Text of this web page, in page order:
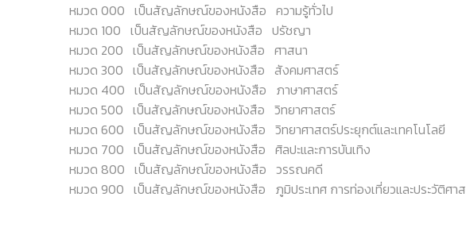
หมวด 000 เป็นสัญลักษณ์ของหนังสือ ความรู้ทั่วไป
หมวด 100 เป็นสัญลักษณ์ของหนังสือ ปรัชญา
หมวด 200 เป็นสัญลักษณ์ของหนังสือ ศาสนา
หมวด 300 เป็นสัญลักษณ์ของหนังสือ สังคมศาสตร์
หมวด 400 เป็นสัญลักษณ์ของหนังสือ ภาษาศาสตร์
หมวด 500 เป็นสัญลักษณ์ของหนังสือ วิทยาศาสตร์
หมวด 600 เป็นสัญลักษณ์ของหนังสือ วิทยาศาสตร์ประยุกต์และเทคโนโลยี
หมวด 700 เป็นสัญลักษณ์ของหนังสือ ศิลปะและการบันเทิง
หมวด 800 เป็นสัญลักษณ์ของหนังสือ วรรณคดี
หมวด 900 เป็นสัญลักษณ์ของหนังสือ ภูมิประเทศ การท่องเที่ยวและประวัติศา